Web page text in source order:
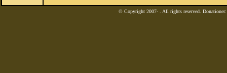
© Copyright 2007- . All rights reserved.